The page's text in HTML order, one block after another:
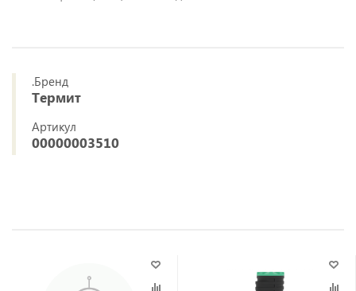
.Бренд
Термит
Артикул
00000003510